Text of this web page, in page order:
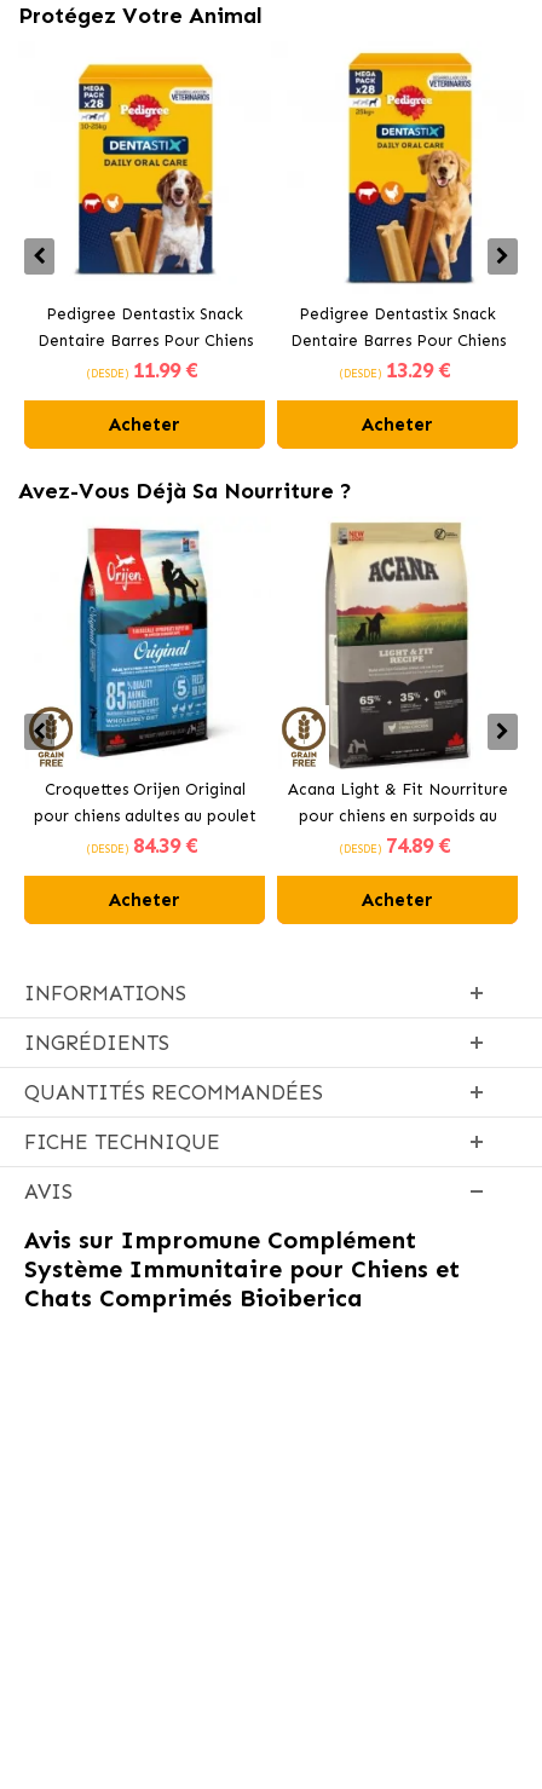
Protégez Votre Animal
Pedigree Dentastix Snack
Dentaire Barres Pour Chiens
Moyens 10-25 kg
(DESDE) 11.99 €
Acheter
Pedigree Dentastix Snack
Dentaire Barres Pour Chiens
Grands +25 kg
(DESDE) 13.29 €
Acheter
Avez-Vous Déjà Sa Nourriture ?
Croquettes Orijen Original
pour chiens adultes au poulet
(DESDE) 84.39 €
Acheter
Acana Light & Fit Nourriture
pour chiens en surpoids au
poulet frais
(DESDE) 74.89 €
Acheter
INFORMATIONS
INGRÉDIENTS
QUANTITÉS RECOMMANDÉES
FICHE TECHNIQUE
AVIS
Avis sur Impromune Complément
Système Immunitaire pour Chiens et
Chats Comprimés Bioiberica